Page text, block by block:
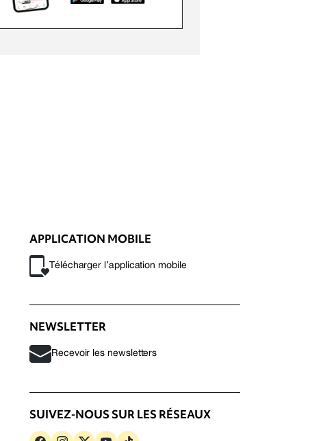
APPLICATION MOBILE
Télécharger l’application mobile
NEWSLETTER
Recevoir les newsletters
SUIVEZ-NOUS SUR LES RÉSEAUX